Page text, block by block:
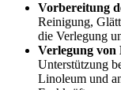
Vorbereitung
Reinigung,
die Verlegung
Verlegung von
Unterstützung
Linoleum und